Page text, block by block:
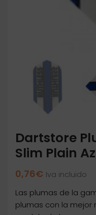
Dartstore
Slim Plain
0,76€ Iva incluido
Las plumas de la
plumas con la mejor